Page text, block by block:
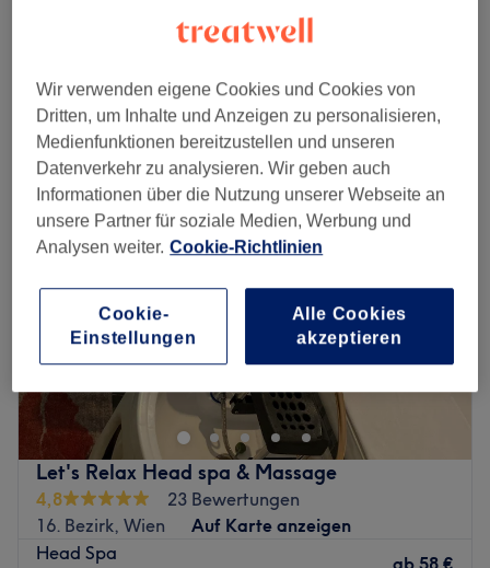
Schnellansicht Saloninfos
Montag 10:00–20:00
Dienstag
10:00–20:00
Mittwoch
10:00–20:00
Donnerstag
10:00– 20:00
Freitag
Bei Time for me - Beauty & Wellness in Gänserndorf
rundum verschönern lassen. Hier erwarten dich
wohltuende Gesichtsbehandlungen, ausführliche
Beratungen und andere fabelhafte Beauty-
Anwendungen. Vergiss den stressigen Alltag und lass
dich mit dem allumfassenden Beauty-Programm
verwöhnen.
Let's Relax Head spa & Massage
4,8
23 Bewertungen
16. Bezirk, Wien
Auf Karte anzeigen
Head Spa
Wir verwenden eigene Cookies und Cookies von
Dritten, um Inhalte und Anzeigen zu personalisieren,
Medienfunktionen bereitzustellen und unseren
Datenverkehr zu analysieren. Wir geben auch
Informationen über die Nutzung unserer Webseite an
unsere Partner für soziale Medien, Werbung und
Analysen weiter. Cookie-Richtlinien
Alle Cookies
akzeptieren
Cookie-
Einstellungen